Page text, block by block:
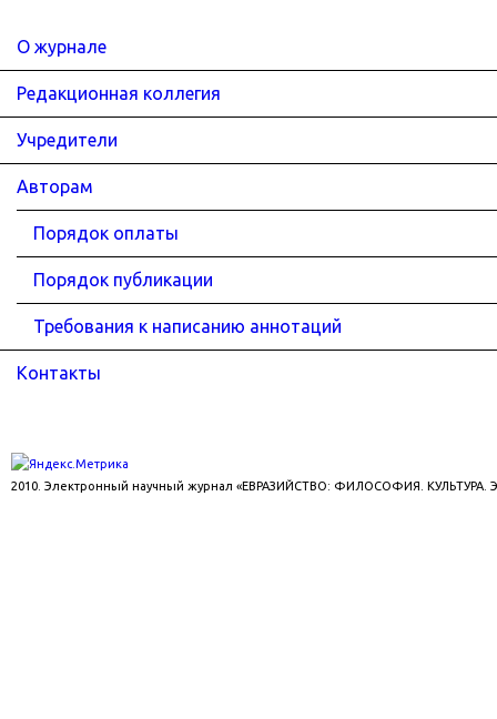
О журнале
Редакционная коллегия
Учредители
Авторам
Порядок оплаты
Порядок публикации
Требования к написанию аннотаций
Контакты
2010. Электронный научный журнал «ЕВРАЗИЙСТВО: ФИЛОСОФИЯ. КУЛЬТУРА.